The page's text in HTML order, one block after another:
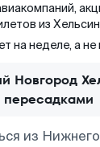
из
на неделе, а
Новгород
из